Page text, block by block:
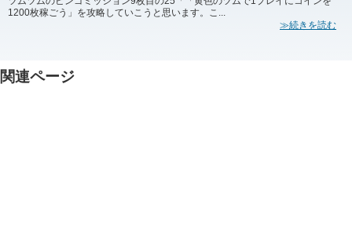
1200枚稼ごう」を攻略していこうと思います。こ...
≫続きを読む
関連ページ